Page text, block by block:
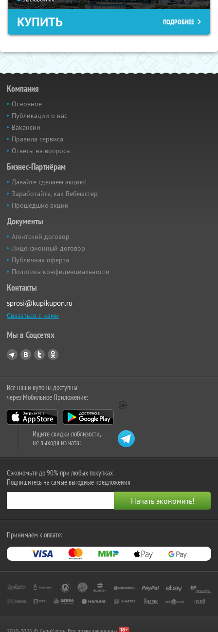
КУПИТЬ ПОДРОБНЕЕ
Компания
Основное
Публикации о нас
Вакансии
Правила сервиса
Ответы на вопросы
Бизнес-Партнёрам
Давайте сделаем акцию!
Заработайте, как Вебмастер
Прошедшие акции
Документы
Агентский договор
Лицензионный договор
Публичная оферта
Политика конфиденциальности
Контакты
sprosi@kupikupon.ru
Связаться с нами
Мы в Соцсетях
Все наши купоны доступны
через Мобильное Приложение:
Ищите скидки поблизости,
не выходя из чата:
Сэкономьте до 90% при любых покупках
Подпишитесь на самые выгодные предложения
Принимаем к оплате: